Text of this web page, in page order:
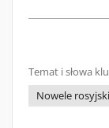
Temat i słowa
Nowele